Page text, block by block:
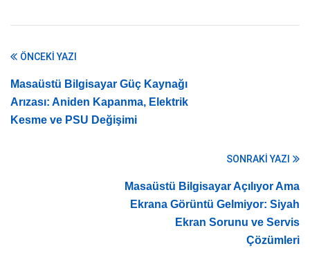
ÖNCEKI YAZI
Masaüstü Bilgisayar Güç Kaynağı
Arızası: Aniden Kapanma, Elektrik
Kesme ve PSU Değişimi
SONRAKI YAZI
Masaüstü Bilgisayar Açılıyor Ama
Ekrana Görüntü Gelmiyor: Siyah
Ekran Sorunu ve Servis
Çözümleri